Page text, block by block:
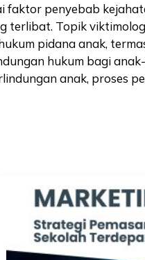
penyebab
Topik
pidana anak,
hukum bagi
anak, proses